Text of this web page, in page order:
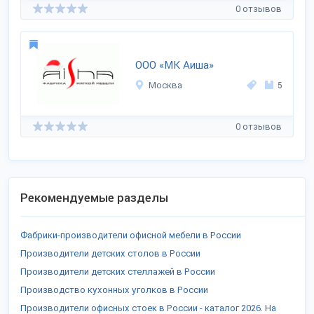
0 отзывов
ООО «МК Аиша»
Москва 5
0 отзывов
Рекомендуемые разделы
Фабрики-производители офисной мебели в России
Производители детских столов в России
Производители детских стеллажей в России
Производство кухонных уголков в России
Производители офисных стоек в России - каталог 2026. На